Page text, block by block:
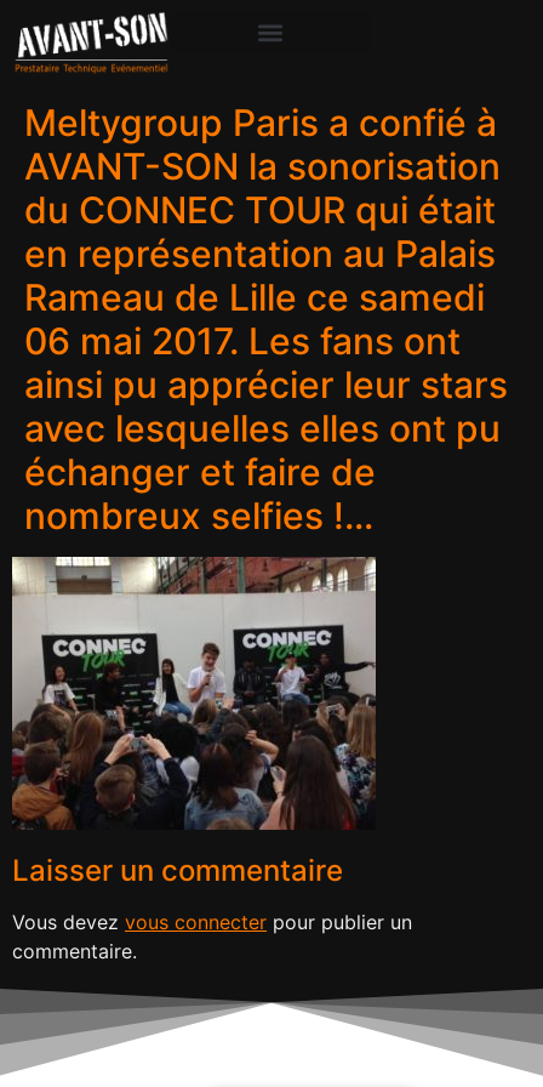
Meltygroup Paris a confié à
AVANT-SON la sonorisation
du CONNEC TOUR qui était
en représentation au Palais
Rameau de Lille ce samedi
06 mai 2017. Les fans ont
ainsi pu apprécier leur stars
avec lesquelles elles ont pu
échanger et faire de
nombreux selfies !…
Laisser un commentaire
Vous devez vous connecter pour publier un
commentaire.